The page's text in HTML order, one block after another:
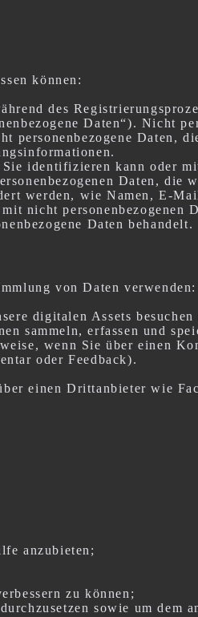
können:
des
Daten“). Nicht
personenbezogene Daten,
identifizieren kann oder
Daten, die
werden, wie Namen, E-
nicht personenbezogenen
Daten behandelt.
von Daten verwenden:
digitalen Assets
sammeln, erfassen und
wenn Sie über einen
oder Feedback).
einen Drittanbieter wie
anzubieten;
zu können;
sowie um dem